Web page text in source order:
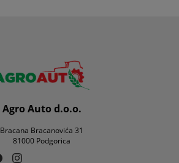
Agro Auto d.o.o.
Bracana Bracanovića 31
81000 Podgorica